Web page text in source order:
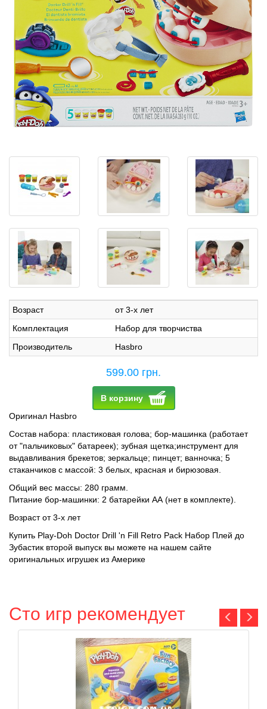
Возраст
от 3-х лет
Комплектация
Набор для творчиства
Производитель
Hasbro
599.00 грн.
В корзину
Оригинал Hasbro
Состав набора: пластиковая голова; бор-машинка (работает
от "пальчиковых" батареек); зубная щетка;инструмент для
выдавливания брекетов; зеркальце; пинцет; ванночка; 5
стаканчиков с массой: 3 белых, красная и бирюзовая.
Общий вес массы: 280 грамм.
Питание бор-машинки: 2 батарейки АА (нет в комплекте).
Возраст от 3-х лет
Купить Play-Doh Doctor Drill 'n Fill Retro Pack Набор Плей до
Зубастик второй выпуск вы можете на нашем сайте
оригинальных игрушек из Америке
Сто игр рекомендует